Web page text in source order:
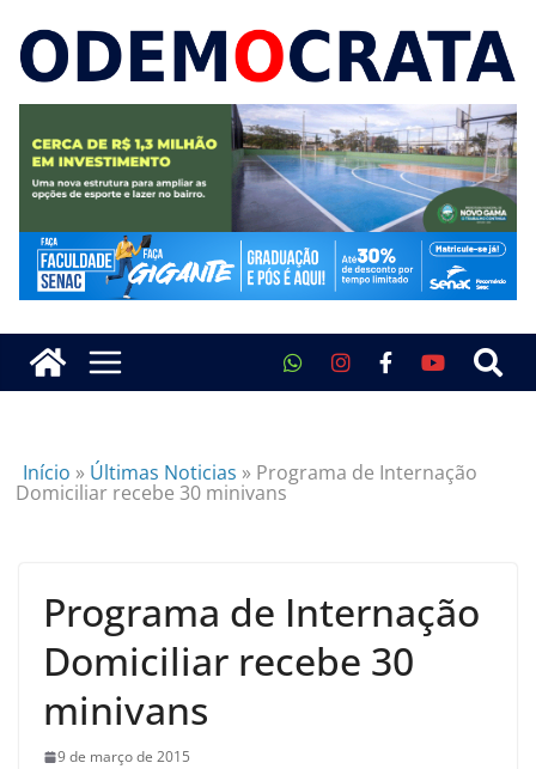
Início » Últimas Noticias » Programa de Internação
Domiciliar recebe 30 minivans
Programa de Internação
Domiciliar recebe 30
minivans
9 de março de 2015